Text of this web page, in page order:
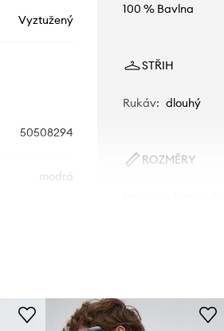
Vyztužený
50508294
modrá
100 % Bavlna
STŘIH
Rukáv: dlouhý
ROZMĚRY
Tabulka velikosti